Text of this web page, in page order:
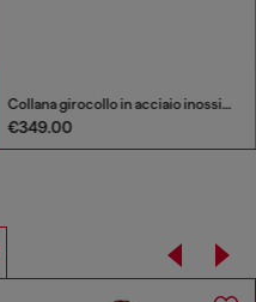
Collana girocollo in acciaio inossidabile
€349.00